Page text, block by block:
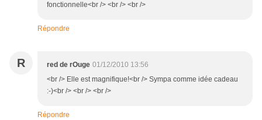
fonctionnelle<br /> <br /> <br />
Répondre
R red de rOuge 01/12/2010 13:56
<br /> Elle est magnifique!<br /> Sympa comme idée cadeau
:-)<br /> <br /> <br />
Répondre